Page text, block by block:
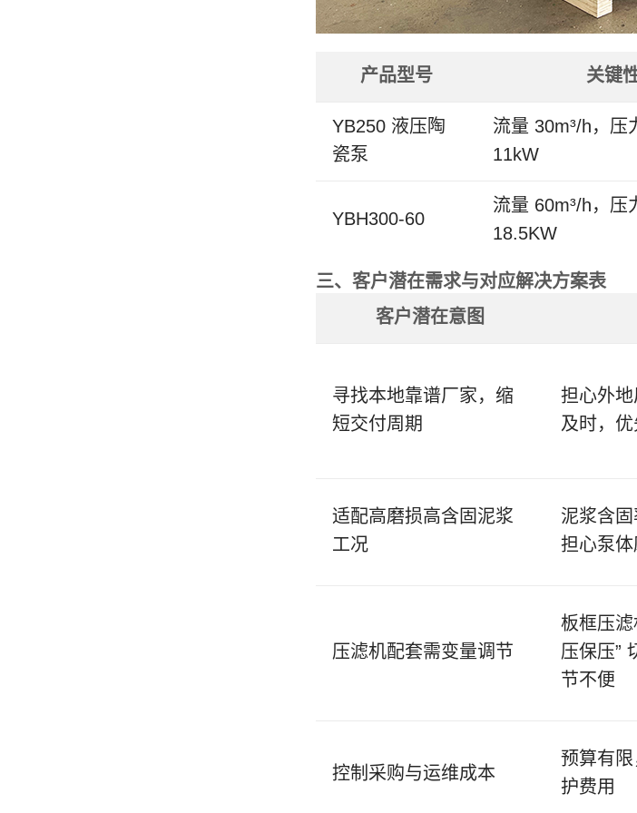
产品型号 关键
YB250 液压陶
瓷泵
流量 30m³/h，压
11kW
YBH300-60
流量 60m³/h，压
18.5KW
三、客户潜在需求与对应解决方案表
客户潜在意图
寻找本地靠谱厂家，缩
短交付周期
担心外
及时，
适配高磨损高含固泥浆
工况
泥浆含固
担心泵
压滤机配套需变量调节
板框压
压保压”
节不便
控制采购与运维成本
预算有
护费用